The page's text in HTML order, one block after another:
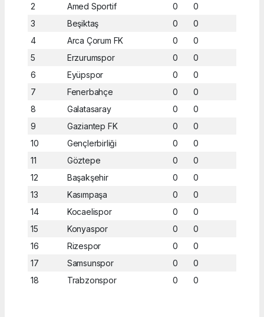
2
Amed Sportif 0
0
3
Beşiktaş 0
0
4
Arca Çorum FK 0
0
5
Erzurumspor 0
0
6
Eyüpspor 0
0
7
Fenerbahçe 0
0
8
Galatasaray 0
0
9
Gaziantep FK 0
0
10
Gençlerbirliği 0
0
11
Göztepe 0
0
12
Başakşehir 0
0
13
Kasımpaşa 0
0
14
Kocaelispor 0
0
15
Konyaspor 0
0
16
Rizespor 0
0
17
Samsunspor 0
0
18
Trabzonspor 0 0